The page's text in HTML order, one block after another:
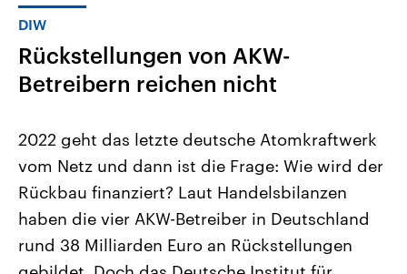
Themen
Landtagswahl Sachsen-Anhalt
2026
Alle Informationen
Sachsen-Anhalt wählt am 6.
September 2026 einen neuen
Landtag. Seit 2021 wird das
Bundesland von einer Koalition aus
USA
Aktuelle Beiträge,
Hintergründe
Wirtschaftlich und
gehören die Vereinigten
den mächtigsten Ländern
mit großem Einfluss auf
DIW
Rückstellungen von AKW-
Betreibern reichen nicht
2022 geht das letzte deutsche Atomkraftwerk
vom Netz und dann ist die Frage: Wie wird der
Rückbau finanziert? Laut Handelsbilanzen
haben die vier AKW-Betreiber in Deutschland
rund 38 Milliarden Euro an Rückstellungen